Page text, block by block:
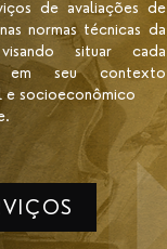
de avaliações de
normas técnicas da
situar cada
em seu contexto
e socioeconômico